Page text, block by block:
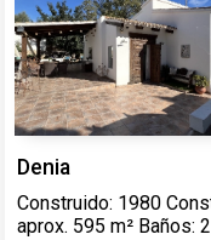
Denia
Construido: 1980
aprox. 595 m² Baños: